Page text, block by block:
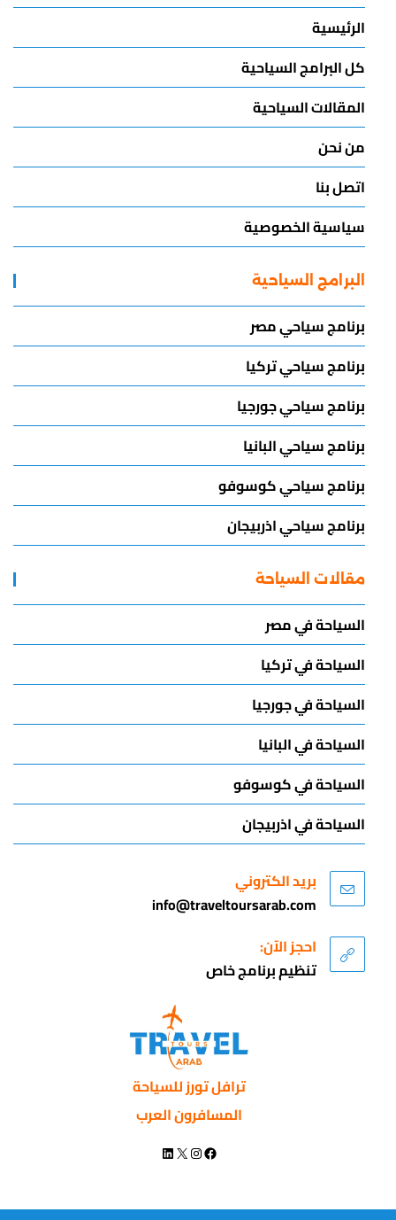
الرئيسية
كل البرامج السياحية
المقالات السياحية
من نحن
اتصل بنا
سياسية الخصوصية
البرامج السياحية
برنامج سياحي مصر
برنامج سياحي تركيا
برنامج سياحي جورجيا
برنامج سياحي البانيا
برنامج سياحي كوسوفو
برنامج سياحي اذربيجان
مقالات السياحة
السياحة في مصر
السياحة في تركيا
السياحة في جورجيا
السياحة في البانيا
السياحة في كوسوفو
السياحة في اذربيجان
بريد الكتروني
info@traveltoursarab.com
احجز الآن:
تنظيم برنامج خاص
ترافل تورز للسياحة
المسافرون العرب